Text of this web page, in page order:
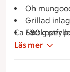
Oh
Grillad
Grana
Ca 680 g per
Läs mer